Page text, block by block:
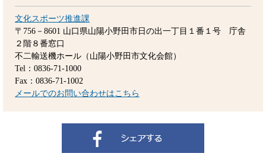
文化スポーツ推進課
〒756－8601 山口県山陽小野田市日の出一丁目１番１号 庁舎
２階８番窓口
不二輸送機ホール（山陽小野田市文化会館）
Tel：0836-71-1000
Fax：0836-71-1002
メールでのお問い合わせはこちら